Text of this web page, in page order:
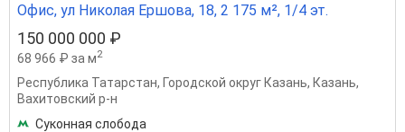
Офис, ул Николая Ершова, 18, 2 175 м², 1/4 эт.
150 000 000 ₽
68 966 ₽ за м2
Республика Татарстан, Городской округ Казань, Казань,
Вахитовский р-н
Суконная слобода